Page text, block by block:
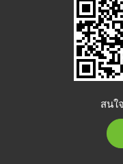
สนใ